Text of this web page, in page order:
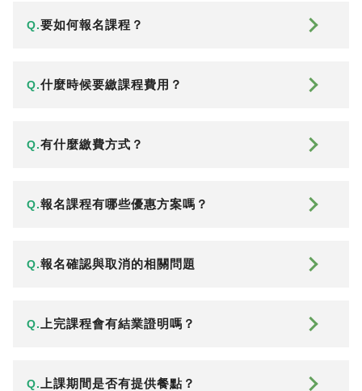
Q.要如何報名課程？
Q.什麼時候要繳課程費用？
Q.有什麼繳費方式？
Q.報名課程有哪些優惠方案嗎？
Q.報名確認與取消的相關問題
Q. 上完課程會有結業證明嗎？
Q. 上課期間是否有提供餐點？